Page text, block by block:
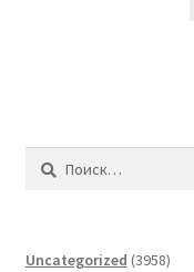
Найти:
Uncategorized 39583958